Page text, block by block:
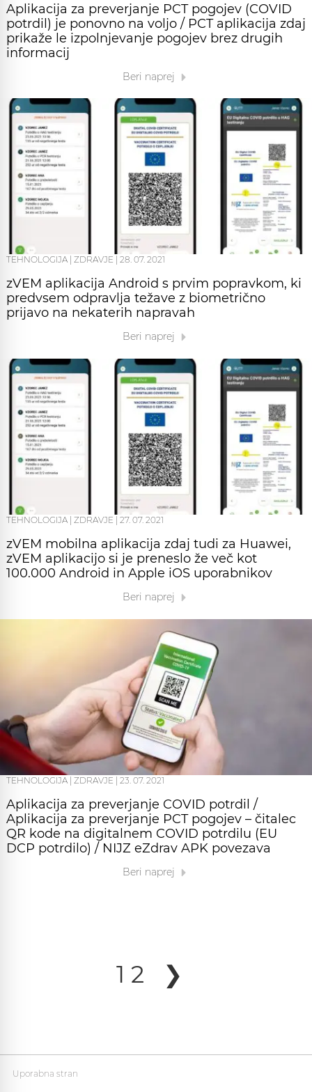
Aplikacija za preverjanje PCT pogojev (COVID
potrdil) je ponovno na voljo / PCT aplikacija zdaj
prikaže le izpolnjevanje pogojev brez drugih
informacij
Beri naprej
TEHNOLOGIJA ZDRAVJE 28. 07. 2021
zVEM aplikacija Android s prvim popravkom, ki
predvsem odpravlja težave z biometrično
prijavo na nekaterih napravah
Beri naprej
TEHNOLOGIJA ZDRAVJE 27. 07. 2021
zVEM mobilna aplikacija zdaj tudi za Huawei,
zVEM aplikacijo si je preneslo že več kot
100.000 Android in Apple iOS uporabnikov
Beri naprej
TEHNOLOGIJA ZDRAVJE 23. 07. 2021
Aplikacija za preverjanje COVID potrdil /
Aplikacija za preverjanje PCT pogojev – čitalec
QR kode na digitalnem COVID potrdilu (EU
DCP potrdilo) / NIJZ eZdrav APK povezava
Beri naprej
1 2 ❯
Uporabna stran